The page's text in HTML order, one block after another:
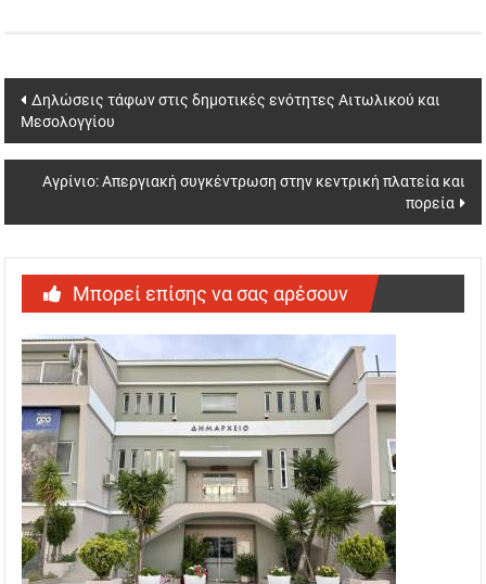
Post
navigation
Δηλώσεις τάφων στις δημοτικές ενότητες Αιτωλικού και
Μεσολογγίου
Αγρίνιο: Απεργιακή συγκέντρωση στην κεντρική πλατεία και
πορεία
Μπορεί επίσης να σας αρέσουν